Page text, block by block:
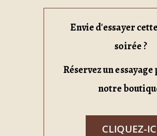
Envie d'essayer
soirée ?
Réservez un
notre
CLIQUEZ-